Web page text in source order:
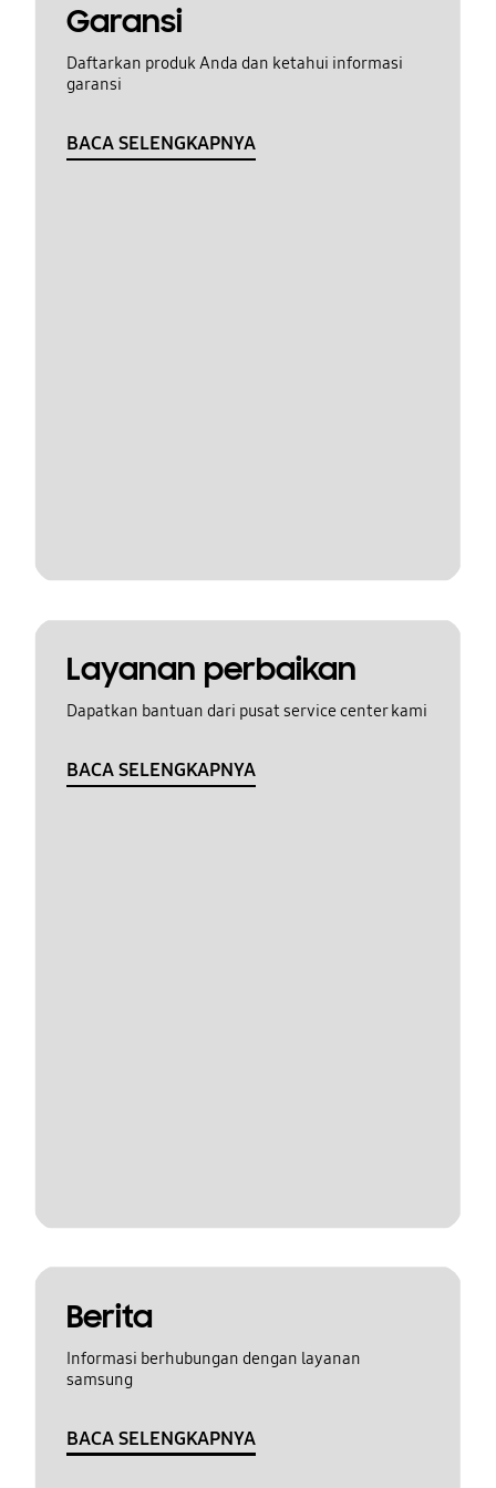
Garansi
Daftarkan produk Anda dan ketahui informasi
garansi
BACA SELENGKAPNYA
Layanan perbaikan
Dapatkan bantuan dari pusat service center kami
BACA SELENGKAPNYA
Berita
Informasi berhubungan dengan layanan
samsung
BACA SELENGKAPNYA